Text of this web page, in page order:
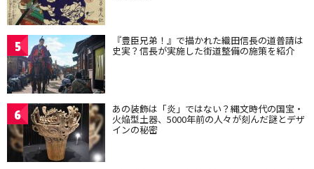
5 『豊臣兄弟！』で描かれた織田信長の道普請は
史実？信長が実施した街道整備の施策を紹介
6 あの装飾は「炎」ではない？縄文時代の国宝・
火焔型土器、5000年前の人々が刻んだ謎とデザ
インの秘密